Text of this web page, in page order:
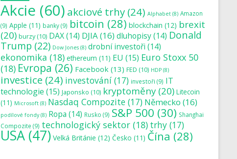
Akcie (60) akciové trhy (24) Alphabet (8) Amazon
(9) Apple (11) banky(9) bitcoin (28) blockchain (12) brexit
(20) burzy(10) DAX(14) DJIA(16)dluhopisy(14) Donald
Trump (22) Dow Jones (8) drobní investoři (14)
ekonomika (18) ethereum (11) EU (15) Euro Stoxx 50
(18) Evropa (26) Facebook (13) FED (10) HDP (8)
investice (24) investování (17) investoři (9) IT
technologie (15) Japonsko (10) kryptoměny(20) Litecoin
(11) Microsoft (8) Nasdaq Compozite (17) Německo (16)
podílové fondy(8) Ropa (14) Rusko (9) S&P 500 (30) Shanghai
Compozite (9) technologický sektor (18) trhy (17)
USA (47) Velká Británie (12) Česko (11) Čína (28)